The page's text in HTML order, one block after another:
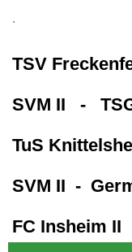
.
TSV
SVM II -
TuS
SVM II -
FC Insheim